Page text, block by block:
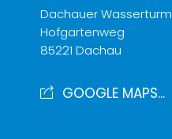
Dachauer Wasserturm
Hofgartenweg
85221 Dachau
GOOGLE MAPS...